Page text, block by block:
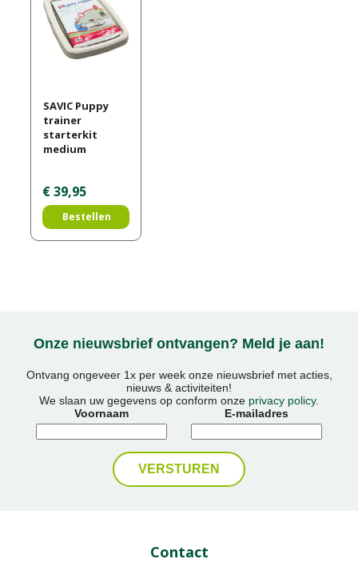
SAVIC Puppy
trainer
starterkit
medium
€ 39,95
Bestellen
Onze nieuwsbrief ontvangen? Meld je aan!
Ontvang ongeveer 1x per week onze nieuwsbrief met acties,
nieuws & activiteiten!
We slaan uw gegevens op conform onze privacy policy.
Voornaam
E-mailadres
Contact